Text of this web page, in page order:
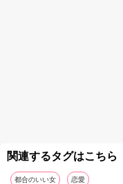
関連するタグはこちら
都合のいい女 恋愛